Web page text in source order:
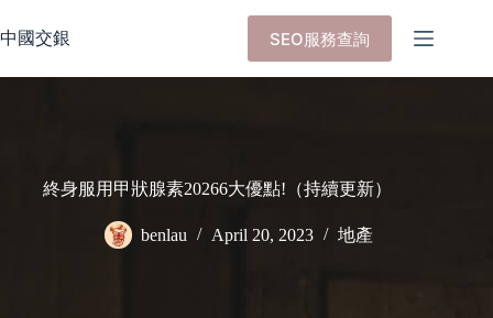
to
content
中國交銀 SEO服務查詢
終身服用甲狀腺素20266大優點!（持續更新）
benlau April 20, 2023 地產